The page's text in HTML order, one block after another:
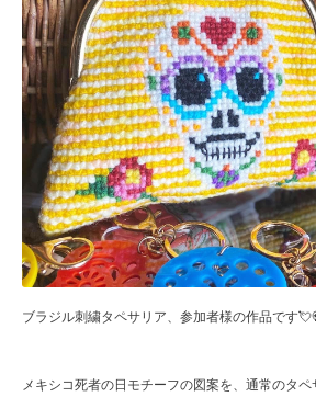
ブラジル刺繍タペサリア、参加者様の作品です
メキシコ死者の日モチーフの図案を、通常のタ